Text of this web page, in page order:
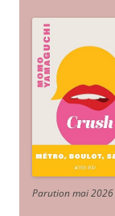
Parution mai 2026